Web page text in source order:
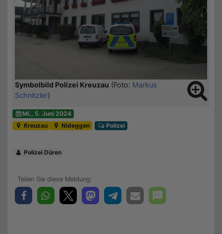
Symbolbild Polizei Kreuzau (Foto: Markus
Schnitzler)
Mi., 5. Juni 2024
Kreuzau
Nideggen Polizei
Polizei Düren